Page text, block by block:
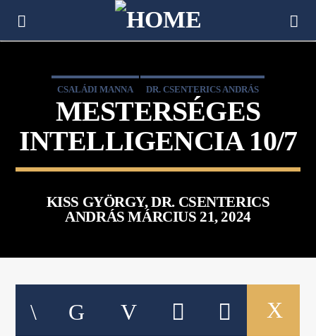
CSALÁDI MANNA DR. CSENTERICS ANDRÁS
FERENCZ GABI KISS GYÖRGY
MESTERSÉGES
INTELLIGENCIA 10/7
KISS GYÖRGY, DR. CSENTERICS
ANDRÁS MÁRCIUS 21, 2024